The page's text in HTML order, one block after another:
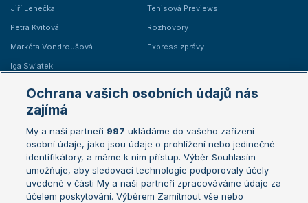
Jiří Lehečka
Petra Kvitová
Markéta Vondroušová
Iga Swiatek
Tenisová Previews
Rozhovory
Express zprávy
Žebříčky
Žebříček ATP (muži)
Žebříček WTA (ženy)
Sázkařský žebříček
Australian Open
French Open
Wimbledon
US Open
Ochrana vašich osobních údajů nás
zajímá
My a naši partneři 997 ukládáme do vašeho zařízení
osobní údaje, jako jsou údaje o prohlížení nebo jedinečné
identifikátory, a máme k nim přístup. Výběr Souhlasím
umožňuje, aby sledovací technologie podporovaly účely
uvedené v části My a naši partneři zpracováváme údaje za
účelem poskytování. Výběrem Zamítnout vše nebo